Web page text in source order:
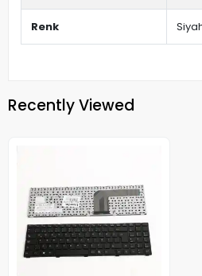
Renk
Recently Viewed